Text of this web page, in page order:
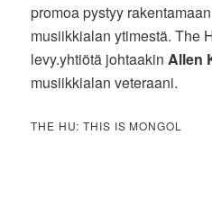
promoa pystyy
musiikkialan ytimestä. The
levy.yhtiötä johtaakin Allen
musiikkialan veteraani.
THE HU: THIS IS MONGOL